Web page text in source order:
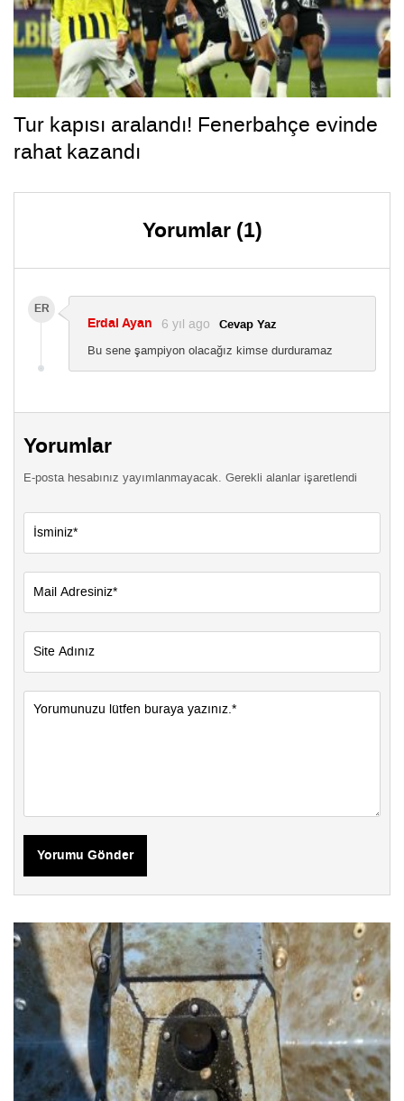
Tur kapısı aralandı! Fenerbahçe evinde
rahat kazandı
Yorumlar (1)
ER
Erdal Ayan 6 yıl ago Cevap Yaz
Bu sene şampiyon olacağız kimse durduramaz
Yorumlar
E-posta hesabınız yayımlanmayacak. Gerekli alanlar işaretlendi
Yorumu Gönder